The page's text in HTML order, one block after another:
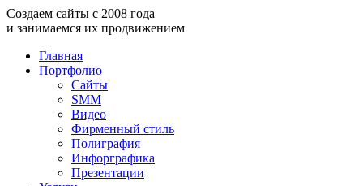
Создаем сайты с 2008 года
и занимаемся их продвижением
Главная
Портфолио
Сайты
SMM
Видео
Фирменный стиль
Полиграфия
Инфорграфика
Презентации